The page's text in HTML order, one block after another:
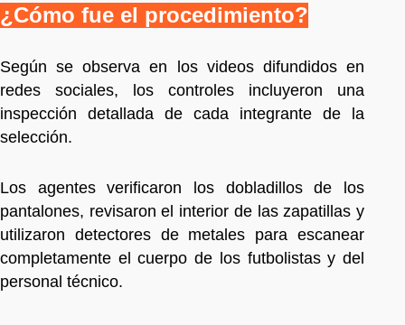
¿Cómo fue el procedimiento?
Según se observa en los videos difundidos en
redes sociales, los controles incluyeron una
inspección detallada de cada integrante de la
selección.
Los agentes verificaron los dobladillos de los
pantalones, revisaron el interior de las zapatillas y
utilizaron detectores de metales para escanear
completamente el cuerpo de los futbolistas y del
personal técnico.